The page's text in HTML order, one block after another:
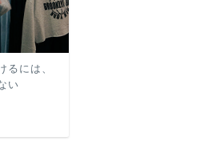
るには、
い